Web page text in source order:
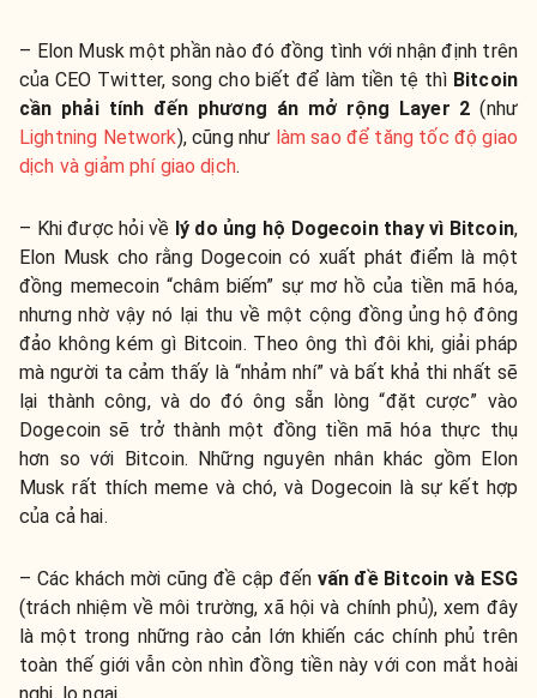
– Elon Musk một phần nào đó đồng tình với nhận định trên
của CEO Twitter, song cho biết để làm tiền tệ thì Bitcoin
cần phải tính đến phương án mở rộng Layer 2 (như
Lightning Network), cũng như làm sao để tăng tốc độ giao
dịch và giảm phí giao dịch.
– Khi được hỏi về lý do ủng hộ Dogecoin thay vì Bitcoin,
Elon Musk cho rằng Dogecoin có xuất phát điểm là một
đồng memecoin “châm biếm” sự mơ hồ của tiền mã hóa,
nhưng nhờ vậy nó lại thu về một cộng đồng ủng hộ đông
đảo không kém gì Bitcoin. Theo ông thì đôi khi, giải pháp
mà người ta cảm thấy là “nhảm nhí” và bất khả thi nhất sẽ
lại thành công, và do đó ông sẵn lòng “đặt cược” vào
Dogecoin sẽ trở thành một đồng tiền mã hóa thực thụ
hơn so với Bitcoin. Những nguyên nhân khác gồm Elon
Musk rất thích meme và chó, và Dogecoin là sự kết hợp
của cả hai.
– Các khách mời cũng đề cập đến vấn đề Bitcoin và ESG
(trách nhiệm về môi trường, xã hội và chính phủ), xem đây
là một trong những rào cản lớn khiến các chính phủ trên
toàn thế giới vẫn còn nhìn đồng tiền này với con mắt hoài